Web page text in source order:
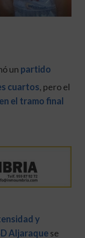
un partido
cuartos, pero el
el tramo final
y
Aljaraquese